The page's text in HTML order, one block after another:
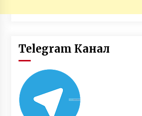
Telegram Канал